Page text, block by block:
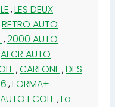
,LES DEUX
RETRO AUTO
,2000 AUTO
AFCR AUTO
,CARLONE,DES
,FORMA+
ECOLE,La